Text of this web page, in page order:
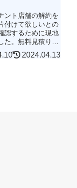
ント店舗の解約を
付けて欲しいとの
認するために現地
。無料見積りし
だき写真撮影をし
2024.04.13